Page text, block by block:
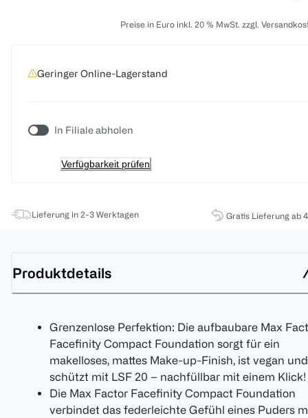
Preise in Euro inkl. 20 % MwSt. zzgl.
Geringer Online-Lagerstand
In Filiale abholen
Verfügbarkeit prüfen
Lieferung in 2-3 Werktagen Gratis Lieferung ab
Produktdetails
Grenzenlose Perfektion: Die aufbaubare Max
Facefinity Compact Foundation sorgt für ein
makelloses, mattes Make-up-Finish, ist vegan und
schützt mit LSF 20 – nachfüllbar mit einem Klick!
Die Max Factor Facefinity Compact Foundation
verbindet das federleichte Gefühl eines Puders